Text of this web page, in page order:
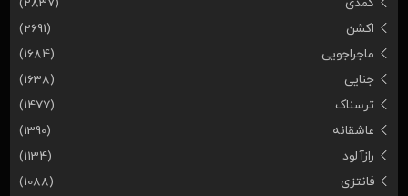
اکشن
(2691)
ماجراجویی
(1684)
جنایی
(1638)
ترسناک
(1477)
عاشقانه
(1390)
رازآلود
(1134)
فانتزی
(1088)